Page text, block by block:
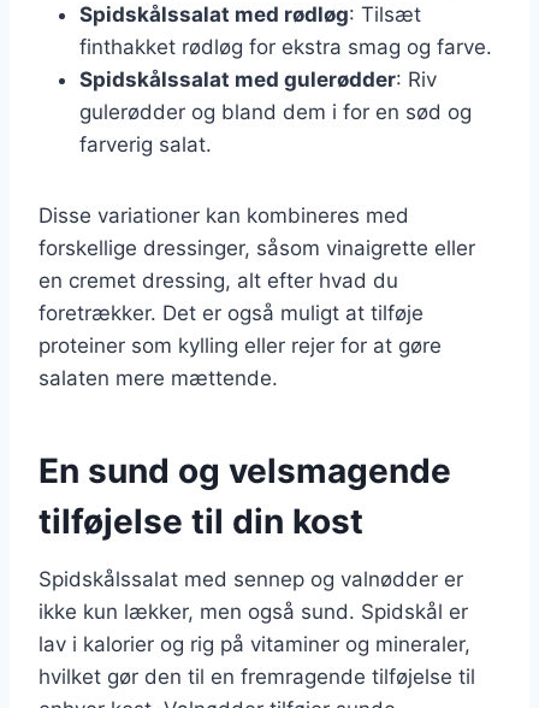
Spidskålssalat med rødløg: Tilsæt
finthakket rødløg for ekstra smag og farve.
Spidskålssalat med gulerødder: Riv
gulerødder og bland dem i for en sød og
farverig salat.
Disse variationer kan kombineres med
forskellige dressinger, såsom vinaigrette eller
en cremet dressing, alt efter hvad du
foretrækker. Det er også muligt at tilføje
proteiner som kylling eller rejer for at gøre
salaten mere mættende.
En sund og velsmagende
tilføjelse til din kost
Spidskålssalat med sennep og valnødder er
ikke kun lækker, men også sund. Spidskål er
lav i kalorier og rig på vitaminer og mineraler,
hvilket gør den til en fremragende tilføjelse til